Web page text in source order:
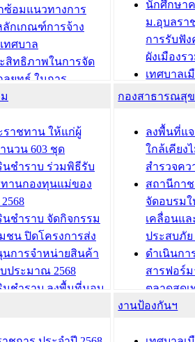
นทะเบียนบ้าน
ม่มีสัญชาติไทยได้รับ
ยู่
ารประเมินผลการ
สำนัก/กอง/
าเด็กเล็ก/สถานธนา
ซ้อมแนวทางการ
ลักเกณฑ์การจ้าง
ทศบาล
สิทธิภาพในการจัด
ลยุทธ์ ในการ
ายได้ ประจำปี พ.ศ.
นชำราบ ร่วมการ
ะดับนานาชาติและ
ตกรรมท้องถิ่น 2568
กวิจัยดีเด่นจาก
รทะเบียนภาษีป้าย
ารพาณิชย์ บริเวณ
ถนนประทุมเทพภักดี
นักศึกษา
ม.อุบลรา
การรับฟั
ผังเมืองร
เทศบาลเ
โครงการ
เทศบาล
รับฟังคว
ผังเมือง
วารินชำ
เทศบาล
ซักซ้อมแ
ประโยช
บทความ อื่นๆ ...
ราชทาน ให้แก่ผู้
นวน 603 ชุด
นชำราบ ร่วมพิธีรับ
านกองทุนแม่ของ
นชำราบ จัดกิจกรรม
ชน ปิดโครงการส่ง
การจำหน่ายสินค้า
ประมาณ 2568
นชำราบ ลงพื้นที่มอบ
ณ ศูนย์พักพิง
กองสาธารณสุ
ลงพื้นที่แ
ใกล้เคียง
สำรวจค
สถานีกา
จัดอบรม
เคลื่อนแ
ประสบภั
ดำเนินกา
สารฟอร์
ตลาดสดเ
วารินชำร
งานป้องกันฯ